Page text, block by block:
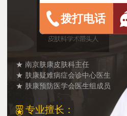
★ 南京肤康皮肤科主任
★ 肤康疑难病症会诊中心医生
★ 肤康预防医学会医生组成员
专业擅长：
拨打电话